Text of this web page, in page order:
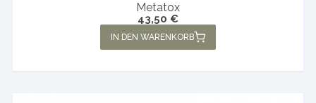
Metatox
43,50 €
IN DEN WARENKORB